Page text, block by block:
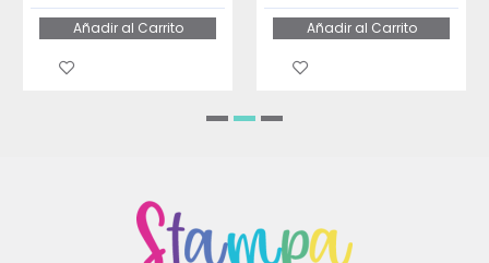
Añadir al Carrito Añadir al Carrito